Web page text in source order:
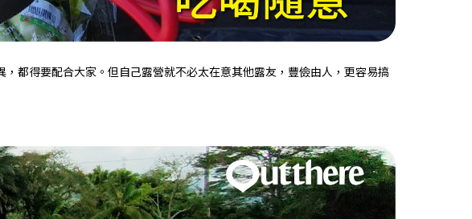
都得要配合大家。但自己露營就不必太在意其他露友，豐儉由人，更容易搞